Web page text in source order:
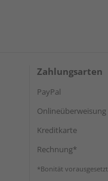
Zahlungsarten
PayPal
Onlineüberweisung
Kreditkarte
Rechnung*
*Bonität vorausgesetzt